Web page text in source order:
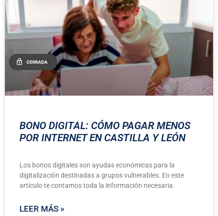
BONO DIGITAL: CÓMO PAGAR MENOS
POR INTERNET EN CASTILLA Y LEÓN
Los bonos digitales son ayudas económicas para la
digitalización destinadas a grupos vulnerables. En este
artículo te contamos toda la información necesaria.
LEER MÁS »